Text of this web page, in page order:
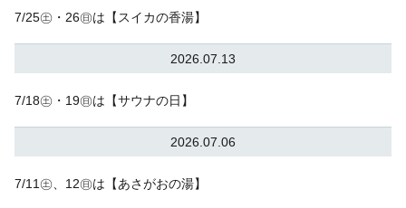
7/25㊏・26㊐は【スイカの香湯】
2026.07.13
7/18㊏・19㊐は【サウナの日】
2026.07.06
7/11㊏、12㊐は【あさがおの湯】